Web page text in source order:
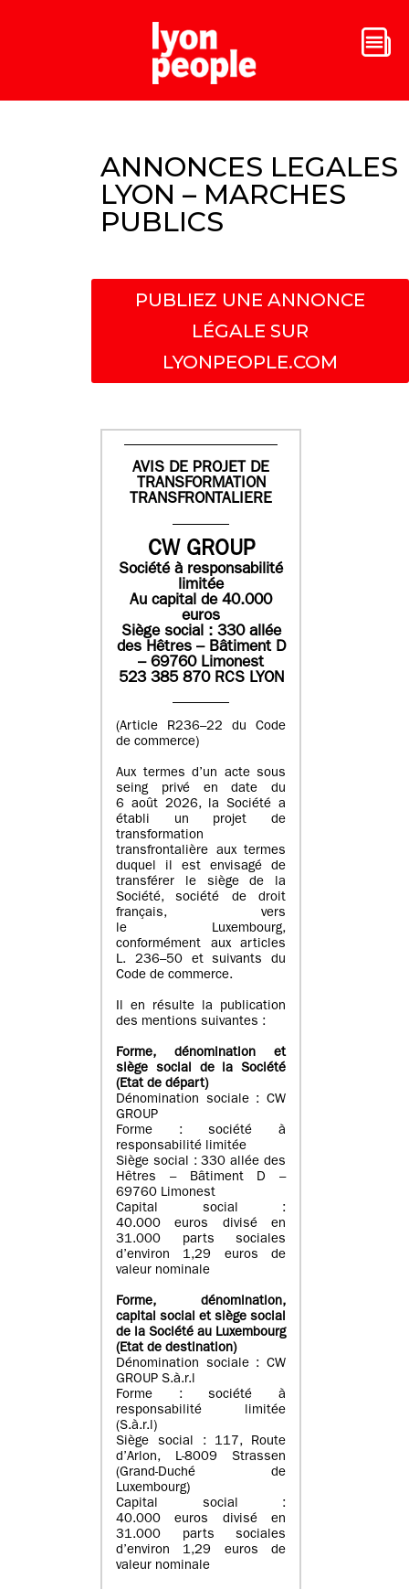
ANNONCES LEGALES
LYON – MARCHES
PUBLICS
PUBLIEZ UNE ANNONCE
LÉGALE SUR
LYONPEOPLE.COM
AVIS DE PROJET DE
TRANSFORMATION
TRANSFRONTALIERE
CW GROUP
Société à responsabilité
limitée
Au capital de 40.000
euros
Siège social : 330 allée
des Hêtres – Bâtiment D
– 69760 Limonest
523 385 870 RCS LYON
(Article R236–22 du Code
de commerce)
Aux termes d’un acte sous
seing privé en date du
6 août 2026, la Société a
établi un projet de
transformation
transfrontalière aux termes
duquel il est envisagé de
transférer le siège de la
Société, société de droit
français, vers
le Luxembourg,
conformément aux articles
L. 236–50 et suivants du
Code de commerce.
Il en résulte la publication
des mentions suivantes :
Forme, dénomination et
siège social de la Société
(Etatde départ)
Dénomination sociale : CW
GROUP
Forme : société à
responsabilité limitée
Siège social : 330 allée des
Hêtres – Bâtiment D –
69760 Limonest
Capital social :
40.000 euros divisé en
31.000 parts sociales
d’environ 1,29 euros de
valeur nominale
Forme, dénomination,
capital social et siège social
de la Société au Luxembourg
(Etat de destination)
Dénomination sociale : CW
GROUP S.à.r.l
Forme : société à
responsabilité limitée
(S.à.r.l)
Siège social : 117, Route
d’Arlon, L-8009 Strassen
(Grand-Duché de
Luxembourg)
Capital social :
40.000 euros divisé en
31.000 parts sociales
d’environ 1,29 euros de
valeur nominale